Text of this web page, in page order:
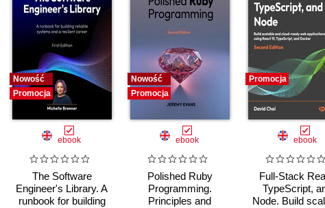
Nowość
Promocja
ebook
The Software
Engineer's Library. A
runbook for building
Nowość
Promocja
ebook
Polished Ruby
Programming.
Principles and
Promocja
ebook
Full-Stack
TypeScript,
Node. Build